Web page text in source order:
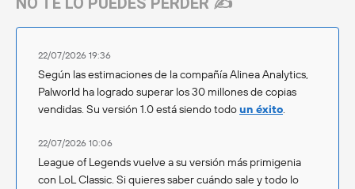
22/07/2026 19:36
Según las estimaciones de la compañía Alinea Analytics,
Palworld ha logrado superar los 30 millones de copias
vendidas. Su versión 1.0 está siendo todoun éxito.
22/07/2026 10:06
League of Legends vuelve a su versión más primigenia
con LoL Classic. Si quieres saber cuándo sale y todo lo